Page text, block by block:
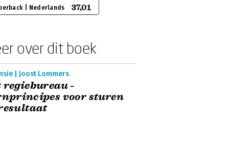
| Nederlands 37,01
over dit boek
| Joost Lommers
regiebureau -
voor sturen